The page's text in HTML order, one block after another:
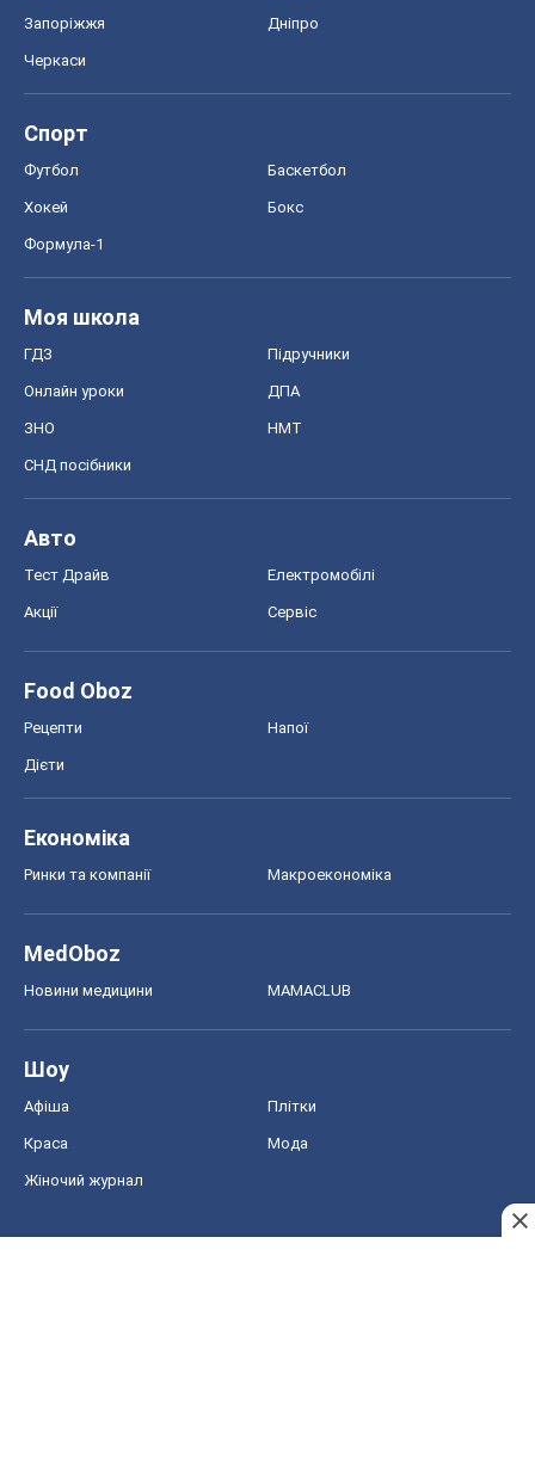
Запоріжжя Дніпро
Черкаси
Спорт
Футбол Баскетбол
Хокей Бокс
Формула-1
Моя школа
ГДЗ Підручники
Онлайн уроки ДПА
ЗНО НМТ
СНД посібники
Авто
Тест Драйв Електромобілі
Акції Сервіс
Food Oboz
Рецепти Напої
Дієти
Економіка
Ринки та компанії Макроекономіка
MedOboz
Новини медицини MAMACLUB
Шоу
Афіша Плітки
Краса Мода
Жіночий журнал